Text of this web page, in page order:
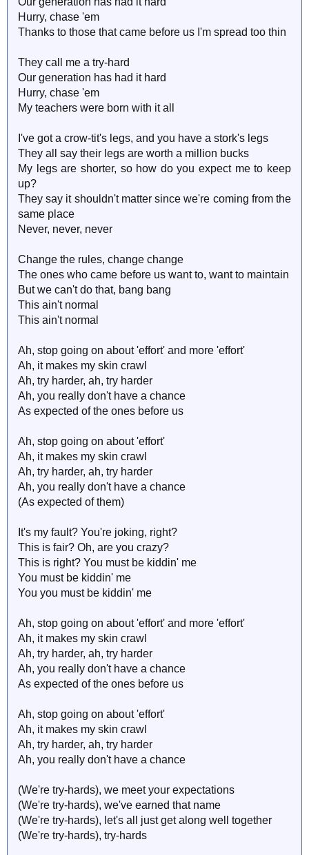
Hurry, chase 'em
Thanks to those that came before us I'm spread too thin
They call me a try-hard
Our generation has had it hard
Hurry, chase 'em
My teachers were born with it all
I've got a crow-tit's legs, and you have a stork's legs
They all say their legs are worth a million bucks
My legs are shorter, so how do you expect me to keep
up?
They say it shouldn't matter since we're coming from the
same place
Never, never, never
Change the rules, change change
The ones who came before us want to, want to maintain
But we can't do that, bang bang
This ain't normal
This ain't normal
Ah, stop going on about 'effort' and more 'effort'
Ah, it makes my skin crawl
Ah, try harder, ah, try harder
Ah, you really don't have a chance
As expected of the ones before us
Ah, stop going on about 'effort'
Ah, it makes my skin crawl
Ah, try harder, ah, try harder
Ah, you really don't have a chance
(As expected of them)
It's my fault? You're joking, right?
This is fair? Oh, are you crazy?
This is right? You must be kiddin' me
You must be kiddin' me
You you must be kiddin' me
Ah, stop going on about 'effort' and more 'effort'
Ah, it makes my skin crawl
Ah, try harder, ah, try harder
Ah, you really don't have a chance
As expected of the ones before us
Ah, stop going on about 'effort'
Ah, it makes my skin crawl
Ah, try harder, ah, try harder
Ah, you really don't have a chance
(We're try-hards), we meet your expectations
(We're try-hards), we've earned that name
(We're try-hards), let's all just get along well together
(We're try-hards), try-hards